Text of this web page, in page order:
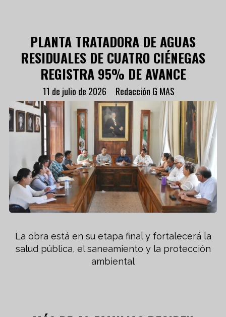
PLANTA TRATADORA DE AGUAS
RESIDUALES DE CUATRO CIÉNEGAS
REGISTRA 95% DE AVANCE
Redacción G MAS
11 de julio de 2026
La obra está en su etapa final y fortalecerá la
salud pública, el saneamiento y la protección
ambiental